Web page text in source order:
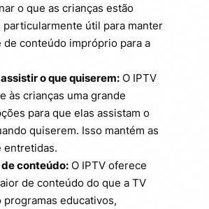
o que as crianças estão
particularmente útil para manter
de conteúdo impróprio para a
o que quiserem: O IPTV
às crianças uma grande
para que elas assistam o
quiserem. Isso mantém as
entretidas.
conteúdo: O IPTV oferece
de conteúdo do que a TV
educativos,